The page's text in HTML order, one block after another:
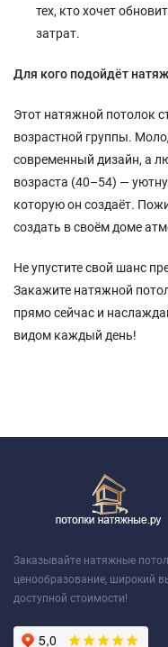
тех, кто хочет
затрат.
Для кого подойдёт
Этот натяжной потолок
возрастной группы.
современный дизайн, а
возраста (40–54) —
которую он создаёт.
создать в своём доме
Не упустите свой шанс
Закажите натяжной
прямо сейчас и
видом каждый день!
Заказывайте натяжные
ценообразование, широкий
доступной стоимости!